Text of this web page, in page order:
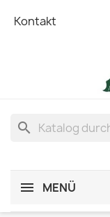
Kontakt
search
MENÜ